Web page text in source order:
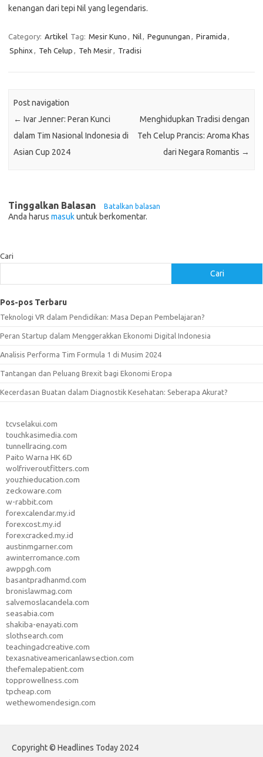
kenangan dari tepi Nil yang legendaris.
Category: Artikel Tag: Mesir Kuno , Nil, Pegunungan , Piramida ,
Sphinx , Teh Celup , Teh Mesir, Tradisi
Post navigation
← Ivar Jenner: Peran Kunci
dalam Tim Nasional Indonesia di
Asian Cup 2024
Menghidupkan Tradisi dengan
Teh Celup Prancis: Aroma Khas
dari Negara Romantis →
Tinggalkan Balasan Batalkan balasan
Anda harus masukuntuk berkomentar.
Cari
Cari
Pos-pos Terbaru
Teknologi VR dalam Pendidikan: Masa Depan Pembelajaran?
Peran Startup dalam Menggerakkan Ekonomi Digital Indonesia
Analisis Performa Tim Formula 1 di Musim 2024
Tantangan dan Peluang Brexit bagi Ekonomi Eropa
Kecerdasan Buatan dalam Diagnostik Kesehatan: Seberapa Akurat?
tcvselakui.com
touchkasimedia.com
tunnellracing.com
Paito Warna HK 6D
wolfriveroutfitters.com
youzhieducation.com
zeckoware.com
w-rabbit.com
forexcalendar.my.id
forexcost.my.id
forexcracked.my.id
austinmgarner.com
awinterromance.com
awppgh.com
basantpradhanmd.com
bronislawmag.com
salvemoslacandela.com
seasabia.com
shakiba-enayati.com
slothsearch.com
teachingadcreative.com
texasnativeamericanlawsection.com
thefemalepatient.com
topprowellness.com
tpcheap.com
wethewomendesign.com
Copyright © Headlines Today 2024